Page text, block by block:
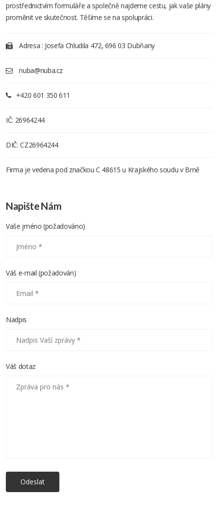
prostřednictvím formuláře a společně najdeme cestu, jak vaše plány
proměnit ve skutečnost. Těšíme se na spolupráci.
Adresa : Josefa Chludila 472, 696 03 Dubňany
nuba@nuba.cz
+420 601 350 611
IČ: 26964244
DIČ: CZ26964244
Firma je vedena pod značkou C 48615 u Krajského soudu v Brně
Napište Nám
Vaše jméno (požadováno)
Váš e-mail (požadován)
Nadpis
Váš dotaz
Odeslat